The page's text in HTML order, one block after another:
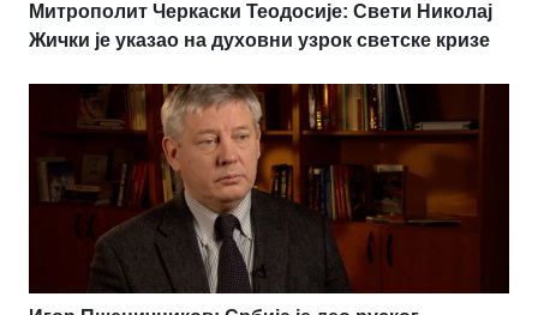
Митрополит Черкаски Теодосије: Свети Николај
Жички је указао на духовни узрок светске кризе